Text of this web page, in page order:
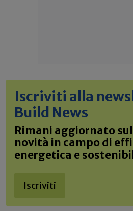
Iscriviti alla
Build News
Rimani aggiornato
novità in campo di
energetica e
Iscriviti